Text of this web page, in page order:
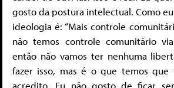
gosto da postura intelectual. Como
ideologia é: “Mais controle
não temos controle comunitário
então não vamos ter nenhuma
fazer isso, mas é o que temos que
acredito. Eu não gosto de ficar